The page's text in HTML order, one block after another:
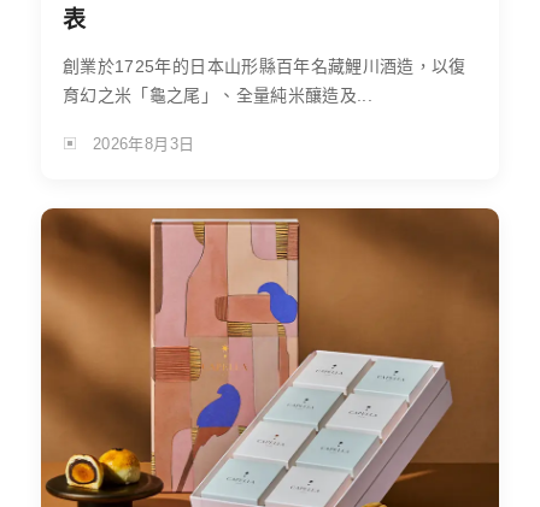
表
創業於1725年的日本山形縣百年名藏鯉川酒造，以復
育幻之米「龜之尾」、全量純米釀造及...
2026年8月3日